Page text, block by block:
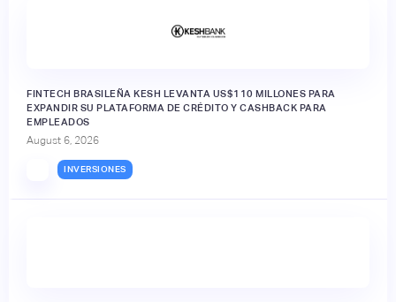
FINTECH BRASILEÑA KESH LEVANTA US$110 MILLONES PARA
EXPANDIR SU PLATAFORMA DE CRÉDITO Y CASHBACK PARA
EMPLEADOS
August 6, 2026
INVERSIONES